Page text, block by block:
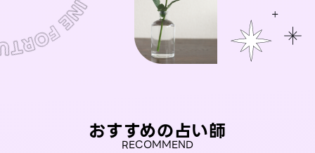
おすすめの占い師
RECOMMEND